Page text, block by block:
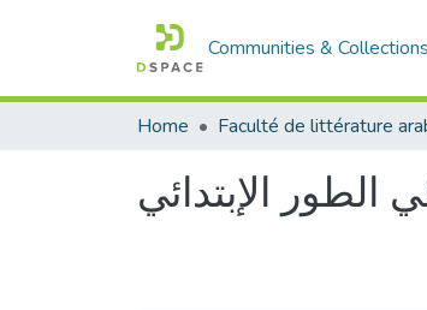
Communities & Collections
Home
الطور الإبتدائي